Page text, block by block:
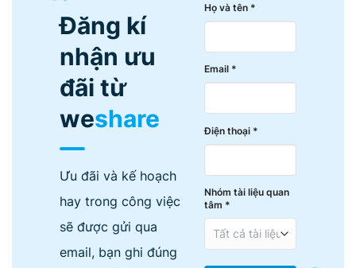
Đăng kí
nhận ưu
đãi từ
weshare
Ưu đãi và kế hoạch
hay trong công việc
sẽ được gửi qua
email, bạn ghi đúng
Họ và tên *
Email *
Điện thoại *
Nhóm tài liệu quan
tâm *